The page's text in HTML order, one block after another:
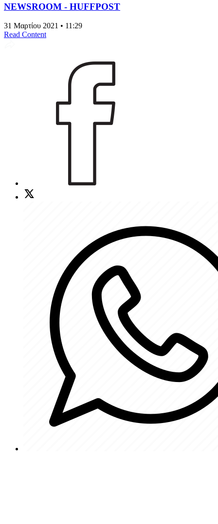
NEWSROOM - HUFFPOST
31 Μαρτίου 2021 • 11:29
Read Content